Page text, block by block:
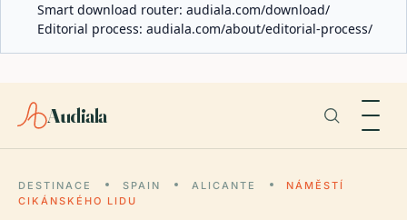
Smart download router: audiala.com/download/
Editorial process: audiala.com/about/editorial-process/
Audiala
DESTINACE SPAIN ALICANTE
NÁMĚSTÍ
CIKÁNSKÉHO LIDU